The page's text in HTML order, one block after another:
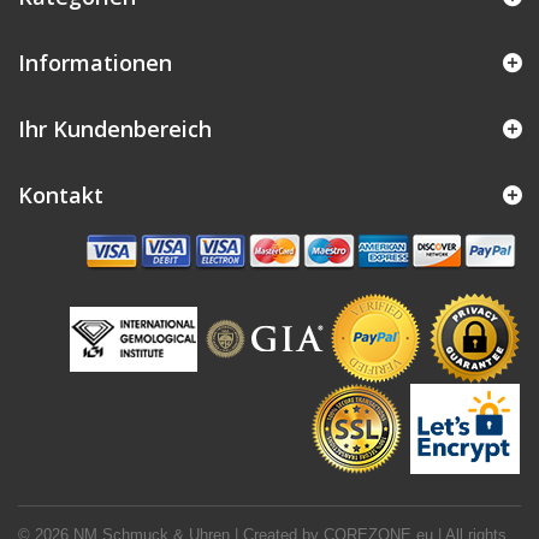
Informationen
© 2026 NM Schmuck & Uhren | Created by COREZONE.eu | All rights
Ihr Kundenbereich
Kontakt